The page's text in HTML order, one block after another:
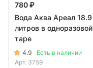
780 ₽
Вода Аква Ареал 18.9
литров в одноразовой
таре
4.9
Есть в наличии
Арт. 3759